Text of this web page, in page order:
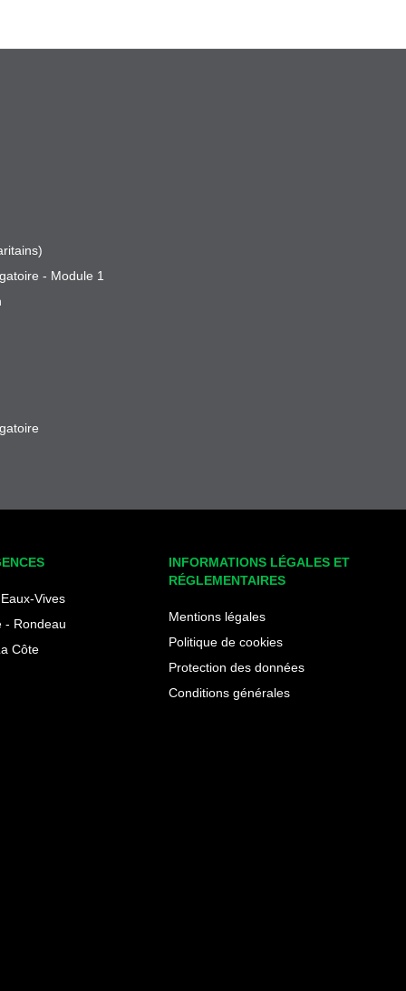
- Module 1
Vives
- Rondeau
Côte
INFORMATIONS LÉGALES ET
RÉGLEMENTAIRES
Mentions légales
Politique de cookies
Protection des données
Conditions générales